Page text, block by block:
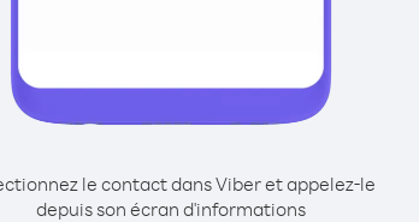
le contact dans Viber et appelez-le
depuis son écran d'informations